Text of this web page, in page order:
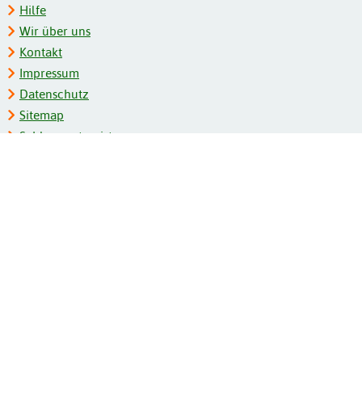
Hilfe
Wir über uns
Kontakt
Impressum
Datenschutz
Sitemap
Schlagwortregister